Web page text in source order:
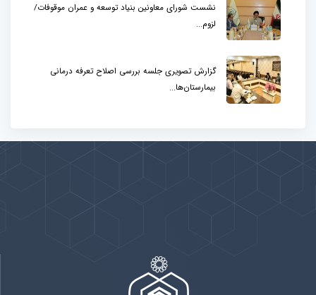
نشست شورای معاونین بنیاد توسعه و عمران موقوفات/
لزوم...
گزارش تصویری جلسه بررسی اصلاح تعرفه درمانی
بیمارستان‌ها...